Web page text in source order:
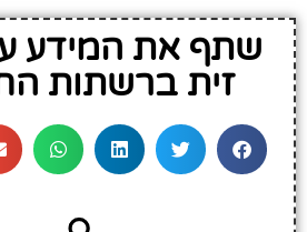
שתף את המידע
זית ברשתות